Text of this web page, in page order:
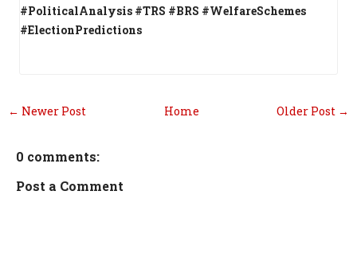
#PoliticalAnalysis #TRS #BRS #WelfareSchemes
#ElectionPredictions
← Newer Post Older Post →
Home
0 comments:
Post a Comment